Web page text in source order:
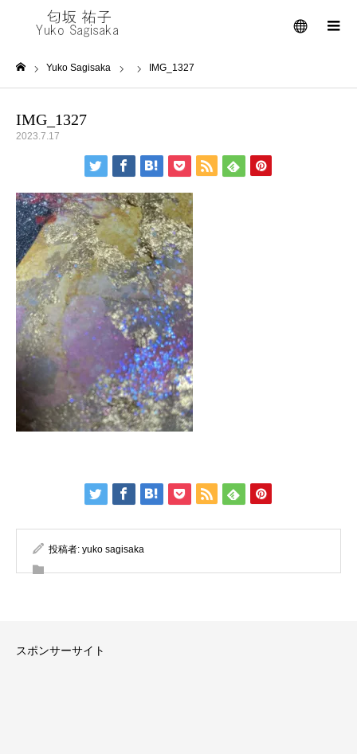
メニュー
Yuko Sagisaka IMG_1327
IMG_1327
2023.7.17
投稿者: yuko sagisaka
スポンサーサイト